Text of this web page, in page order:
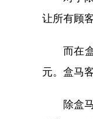
让所有顾
而在
元。盒马
除盒